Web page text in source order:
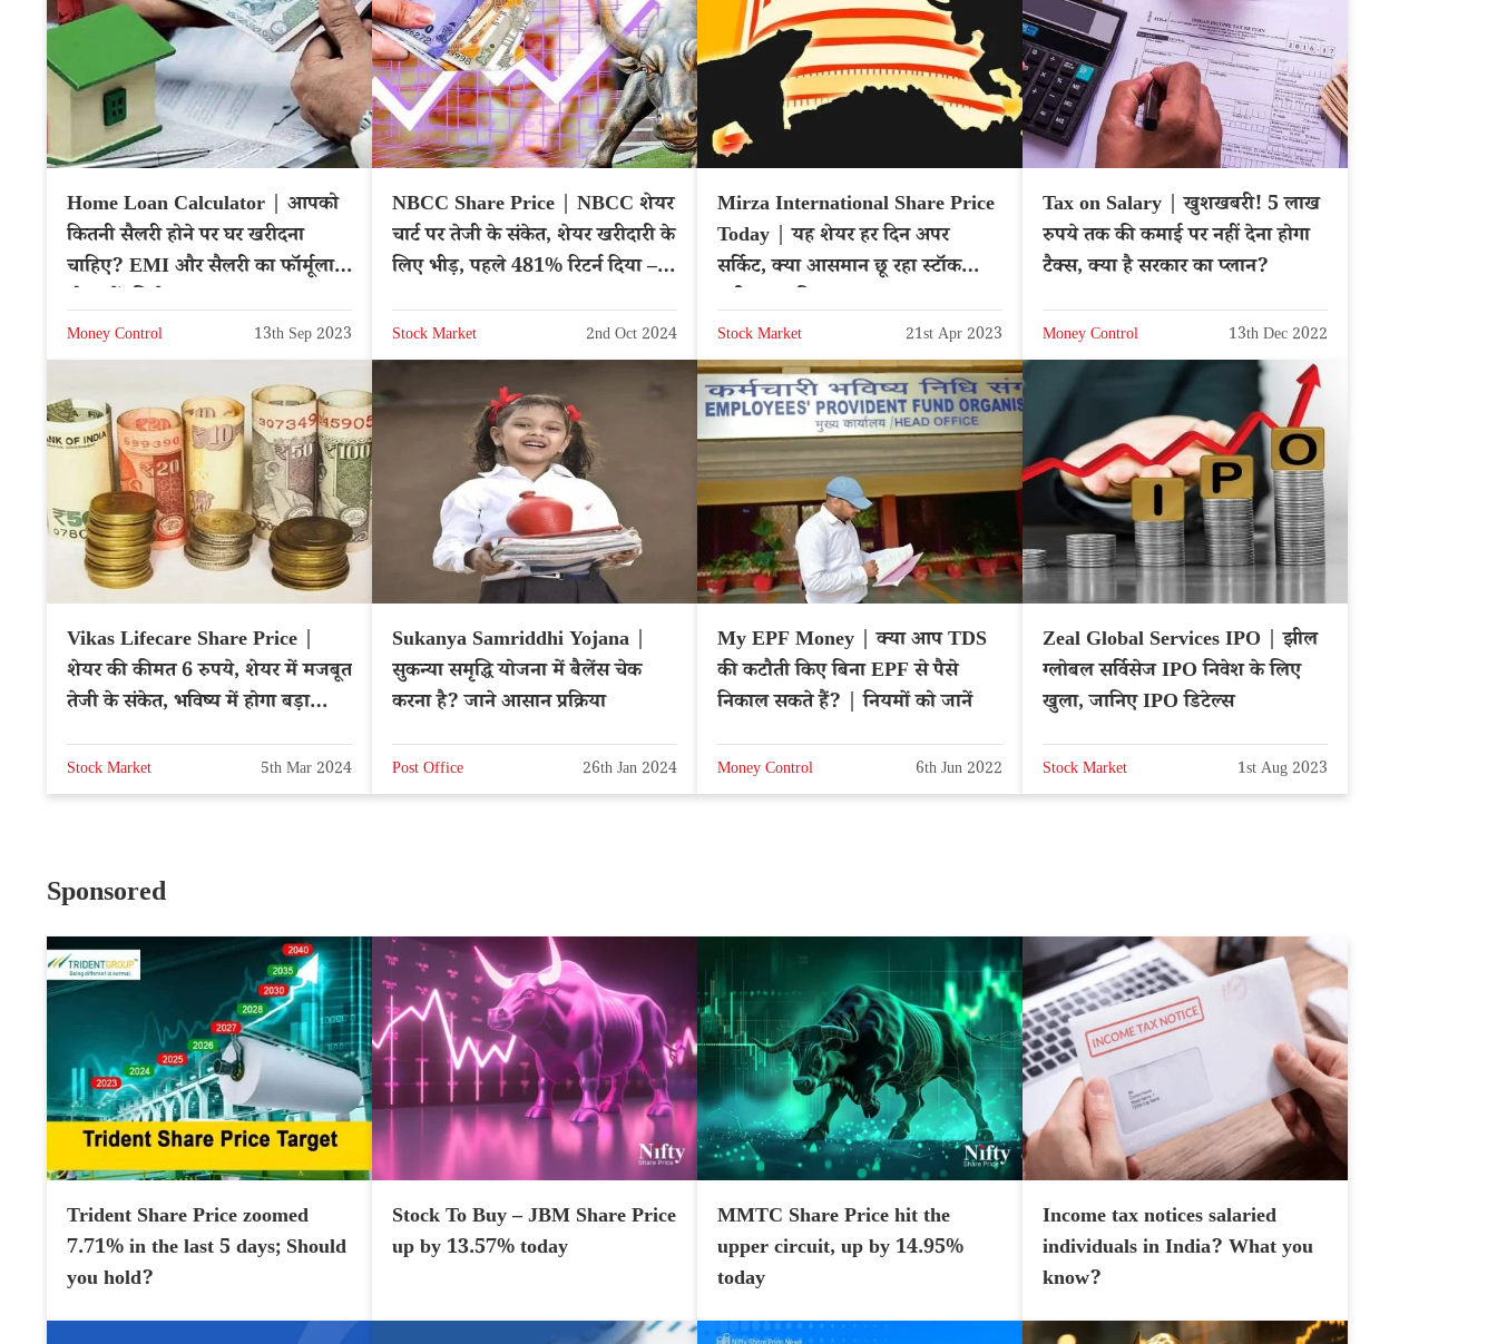
Home Loan Calculator | आपको
कितनी सैलरी होने पर घर खरीदना
चाहिए? EMI और सैलरी का फॉर्मूला
Money Control 13th Sep 2023
NBCC Share Price | NBCC शेयर
चार्ट पर तेजी के संकेत, शेयर खरीदारी के
लिए भीड़, पहले 481% रिटर्न दिया –
Stock Market 2nd Oct 2024
Mirza International Share Price
Today | यह शेयर हर दिन अपर
सर्किट, क्या आसमान छू रहा स्टॉक
Stock Market 21st Apr 2023
Tax on Salary | खुशखबरी! 5 लाख
रुपये तक की कमाई पर नहीं देना होगा
टैक्स, क्या है सरकार का प्लान?
Money Control 13th Dec 2022
Vikas Lifecare Share Price |
शेयर की कीमत 6 रुपये, शेयर में मजबूत
तेजी के संकेत, भविष्य में होगा बड़ा
Stock Market 5th Mar 2024
Sukanya Samriddhi Yojana |
सुकन्या समृद्धि योजना में बैलेंस चेक
करना है? जाने आसान प्रक्रिया
Post Office 26th Jan 2024
My EPF Money | क्या आप TDS
की कटौती किए बिना EPF से पैसे
निकाल सकते हैं? | नियमों को जानें
Money Control 6th Jun 2022
Zeal Global Services IPO | झील
ग्लोबल सर्विसेज IPO निवेश के लिए
खुला, जानिए IPO डिटेल्स
Stock Market 1st Aug 2023
Sponsored
Trident Share Price zoomed
7.71% in the last 5 days; Should
you hold?
Stock To Buy – JBM Share Price
up by 13.57% today
MMTC Share Price hit the
upper circuit, up by 14.95%
today
Income tax notices salaried
individuals in India? What you
know?